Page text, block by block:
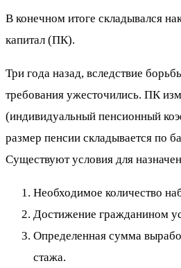
В конечном итоге складывался
капитал (ПК).
Три года назад, вследствие
требования ужесточились. ПК
(индивидуальный пенсионный
размер пенсии складывается по
Существуют условия для
Необходимое количество
Достижение гражданином
Определенная сумма
стажа.